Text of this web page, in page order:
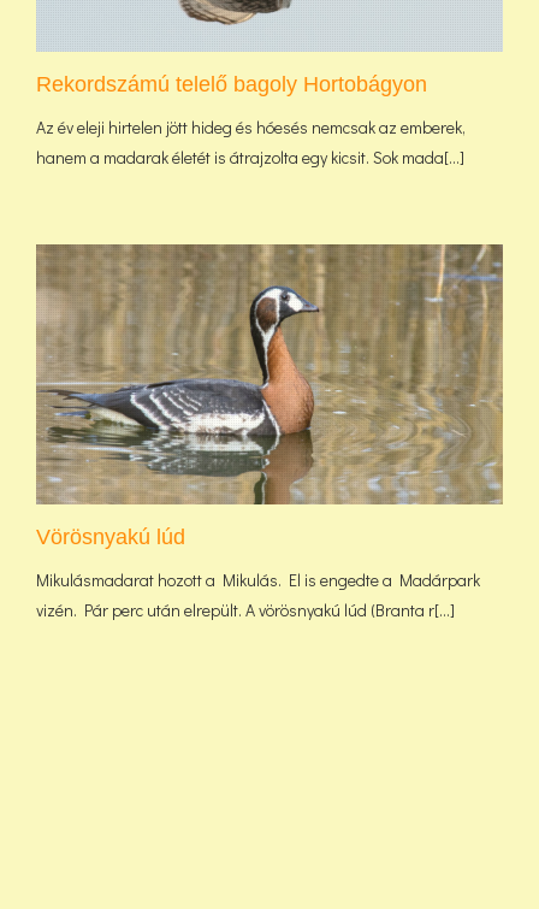
Rekordszámú telelő bagoly Hortobágyon
Az év eleji hirtelen jött hideg és hóesés nemcsak az emberek,
hanem a madarak életét is átrajzolta egy kicsit. Sok mada[...]
Vörösnyakú lúd
Mikulásmadarat hozott a Mikulás. El is engedte a Madárpark
vizén. Pár perc után elrepült. A vörösnyakú lúd (Branta r[...]